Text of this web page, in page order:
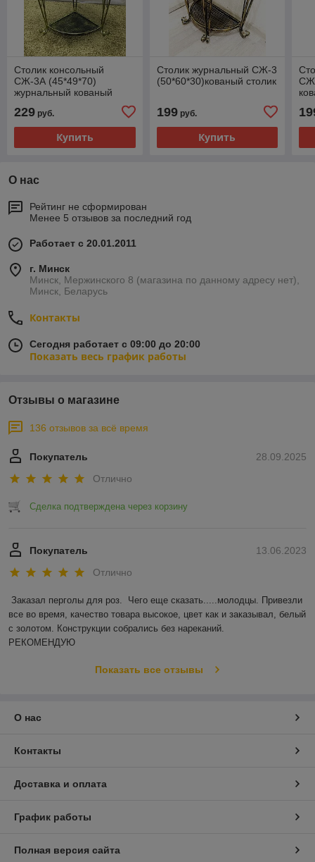
Столик консольный
СЖ-3А (45*49*70)
журнальный кованый
229 руб.
Купить
Столик журнальный СЖ-3
(50*60*30)кованый столик
199руб.
Купить
О нас
Рейтинг не сформирован
Менее 5 отзывов за последний год
Работает с 20.01.2011
г. Минск
Минск, Мержинского 8 (магазина по данному адресу нет),
Минск, Беларусь
Контакты
Сегодня работает с 09:00 до 20:00
Показать весь график работы
Отзывы о магазине
136 отзывов за всё время
28.09.2025
Покупатель
Отлично
Сделка подтверждена через корзину
13.06.2023
Покупатель
Отлично
Заказал перголы для роз.  Чего еще сказать.....молодцы. Привезли
все во время, качество товара высокое, цвет как и заказывал, белый
с золотом. Конструкции собрались без нареканий.
РЕКОМЕНДУЮ
Показать все отзывы
О нас
Контакты
Доставка и оплата
График работы
Полная версия сайта